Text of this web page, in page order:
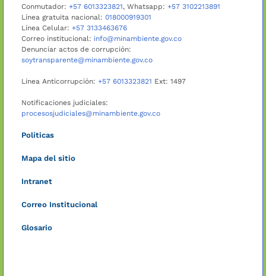
Conmutador: +57 6013323821, Whatsapp: +57 3102213891
Línea gratuita nacional: 018000919301
Línea Celular: +57 3133463676
Correo institucional: info@minambiente.gov.co
Denunciar actos de corrupción:
soytransparente@minambiente.gov.co
Línea Anticorrupción: +57 6013323821 Ext: 1497
Notificaciones judiciales:
procesosjudiciales@minambiente.gov.co
Políticas
Mapa del sitio
Intranet
Correo Institucional
Glosario